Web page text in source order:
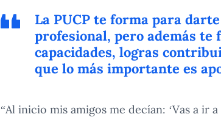
La PUCP te forma para
profesional, pero además te
capacidades, logras
que lo más importante es
“Al inicio mis amigos me decían: ‘Vas a ir